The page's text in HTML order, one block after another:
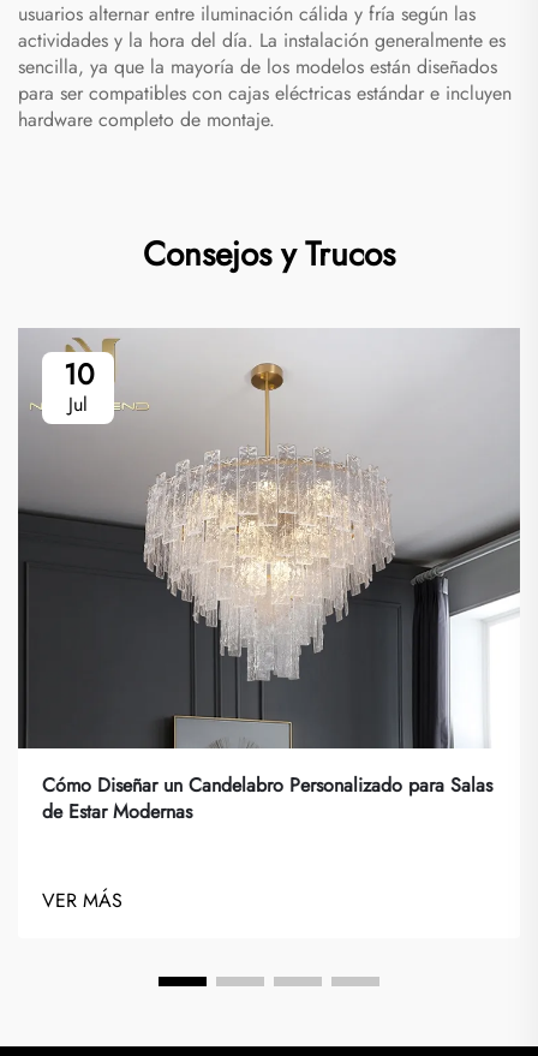
usuarios alternar entre iluminación cálida y fría según las
actividades y la hora del día. La instalación generalmente es
sencilla, ya que la mayoría de los modelos están diseñados
para ser compatibles con cajas eléctricas estándar e incluyen
hardware completo de montaje.
Consejos y Trucos
10
Jul
Cómo Diseñar un Candelabro Personalizado para Salas
de Estar Modernas
VER MÁS